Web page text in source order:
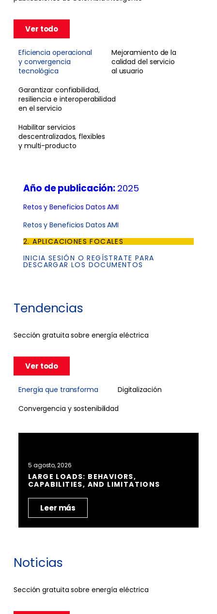
Ver todo
Eficiencia operacional
y convergencia
tecnológica
Mejoramiento de la
calidad del servicio
al usuario
Garantizar confiabilidad,
resiliencia e interoperabilidad
en el servicio
Habilitar servicios
descentralizados, flexibles
y multi-producto
Año de publicación: 2025
Retos y Beneficios Datos AMI
Retos y Beneficios Datos AMI
2. APLICACIONES FOCALES
INICIA SESIÓN O REGÍSTRATE PARA
DESCARGAR LOS DOCUMENTOS
Tendencias
Sección gratuita sobre energía eléctrica
Ver todo
Energía que transforma
Digitalización
Convergencia y sostenibilidad
5 agosto, 2026
LARGE LOADS: BEHAVIORS,
CAPABILITIES, AND LIMITATIONS
Leer más
Noticias
Sección gratuita sobre energía eléctrica